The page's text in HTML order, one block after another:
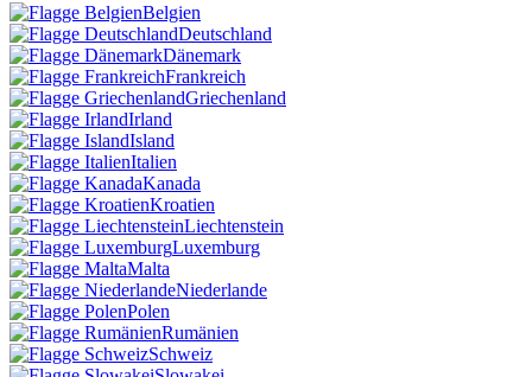
Belgien
Deutschland
Dänemark
Frankreich
Griechenland
Irland
Island
Italien
Kanada
Kroatien
Liechtenstein
Luxemburg
Malta
Niederlande
Polen
Rumänien
Schweiz